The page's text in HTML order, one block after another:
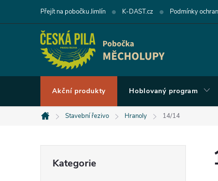
Přejít na pobočku Jimlín K-DAST.cz Podmínky
Akční produkty Hoblovaný program
Domů
Stavební řezivo Hranoly 14/14
kategorie
Kategorie